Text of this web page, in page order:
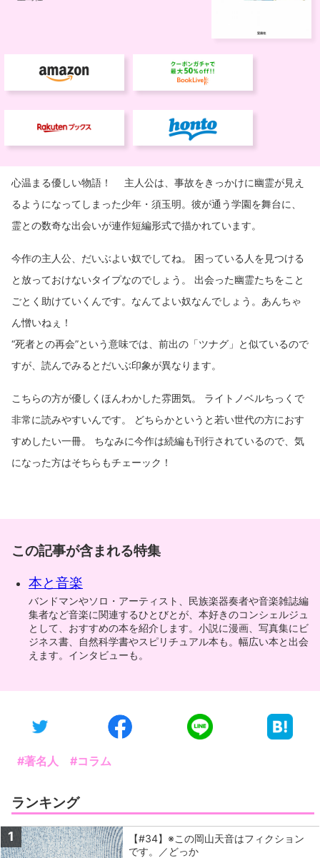
心温まる優しい物語！ 主人公は、事故をきっかけに幽霊が見え
るようになってしまった少年・須玉明。彼が通う学園を舞台に、
霊との数奇な出会いが連作短編形式で描かれています。
今作の主人公、だいぶよい奴でしてね。 困っている人を見つける
と放っておけないタイプなのでしょう。 出会った幽霊たちをこと
ごとく助けていくんです。なんてよい奴なんでしょう。あんちゃ
ん憎いねぇ！
“死者との再会”という意味では、前出の「ツナグ」と似ているので
すが、読んでみるとだいぶ印象が異なります。
こちらの方が優しくほんわかした雰囲気。 ライトノベルちっくで
非常に読みやすいんです。 どちらかというと若い世代の方におす
すめしたい一冊。 ちなみに今作は続編も刊行されているので、気
になった方はそちらもチェーック！
この記事が含まれる特集
本と音楽
バンドマンやソロ・アーティスト、民族楽器奏者や音楽雑誌編
集者など音楽に関連するひとびとが、本好きのコンシェルジュ
として、おすすめの本を紹介します。小説に漫画、写真集にビ
ジネス書、自然科学書やスピリチュアル本も。幅広い本と出会
えます。インタビューも。
#著名人 #コラム
ランキング
1
【#34】※この岡山天音はフィクション
です。／どっか